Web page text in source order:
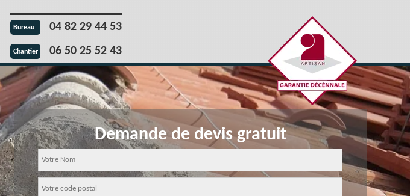
Bureau 04 82 29 44 53
Chantier 06 50 25 52 43
Demande de devis gratuit